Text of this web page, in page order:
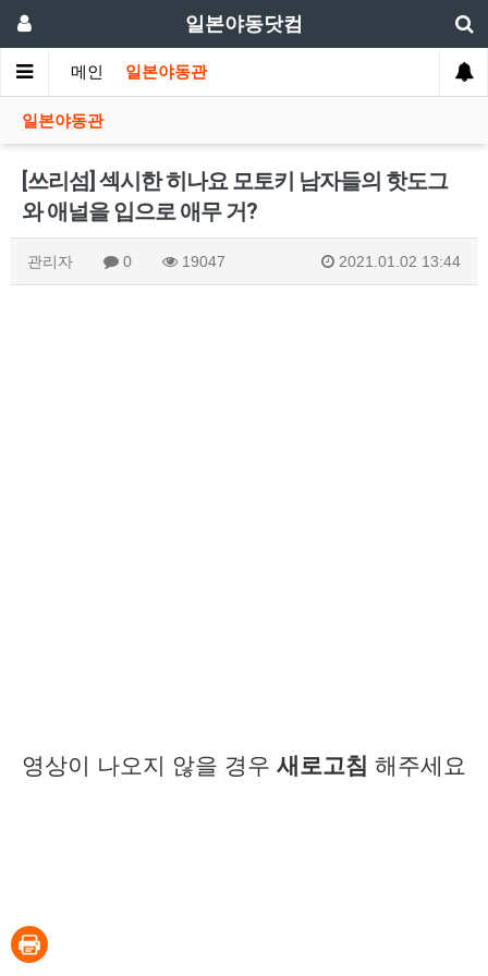
일본야동닷컴
메인 일본야동관
일본야동관
[쓰리섬] 섹시한 히나요 모토키 남자들의 핫도그
와 애널을 입으로 애무 거?
관리자 0 19047 2021.01.02 13:44
영상이 나오지 않을 경우 새로고침 해주세요